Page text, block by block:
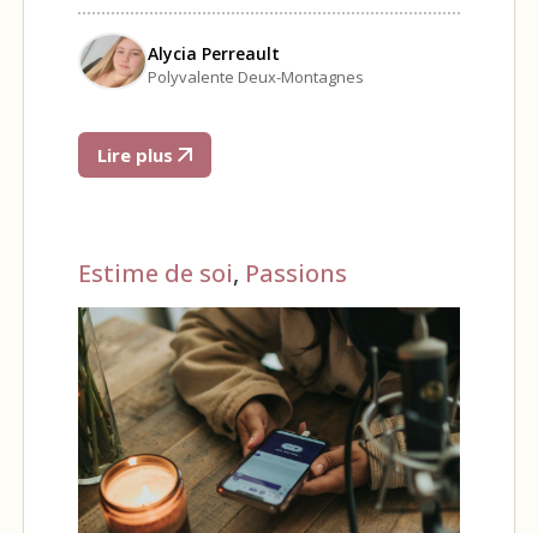
Alycia Perreault
Polyvalente Deux-Montagnes
Lire plus
Estime de soi, Passions